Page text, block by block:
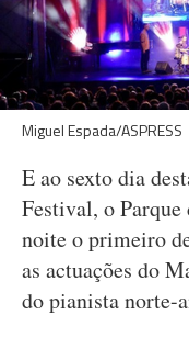
Miguel Espada/ASPRESS
E ao sexto dia
Festival, o Parque
noite o primeiro
as actuações do
do pianista norte-